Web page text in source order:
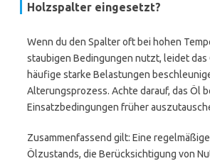
Holzspalter eingesetzt?
Wenn du den Spalter oft bei hohen
staubigen Bedingungen nutzt, leidet das
häufige starke Belastungen
Alterungsprozess. Achte darauf, das Öl
Einsatzbedingungen früher
Zusammenfassend gilt: Eine
Ölzustands, die Berücksichtigung von